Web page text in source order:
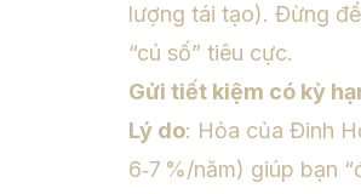
lượng tái tạo). Đừng
“cú số” tiêu cực.
Gửi tiết kiệm có kỳ
Lý do: Hỏa của Đinh
6‑7 %/năm) giúp bạn